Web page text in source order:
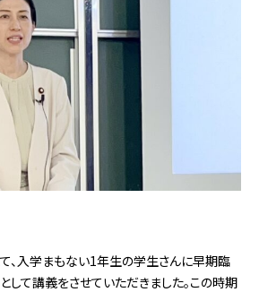
、入学まもない1年生の学生さんに早期臨
て講義をさせていただきました。この時期